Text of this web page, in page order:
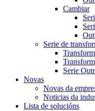
Cambiar
Serie de
Serie
Novas
Novas da
Noticias da
Lista de solucións